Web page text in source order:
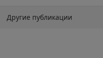
Другие публикации